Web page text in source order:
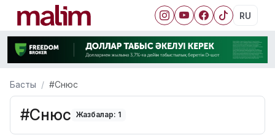
RU
Басты #Снюс
#Снюс Жазбалар: 1